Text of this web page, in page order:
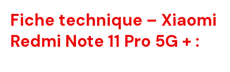
Fiche technique – Xiaomi
Redmi Note 11 Pro 5G + :